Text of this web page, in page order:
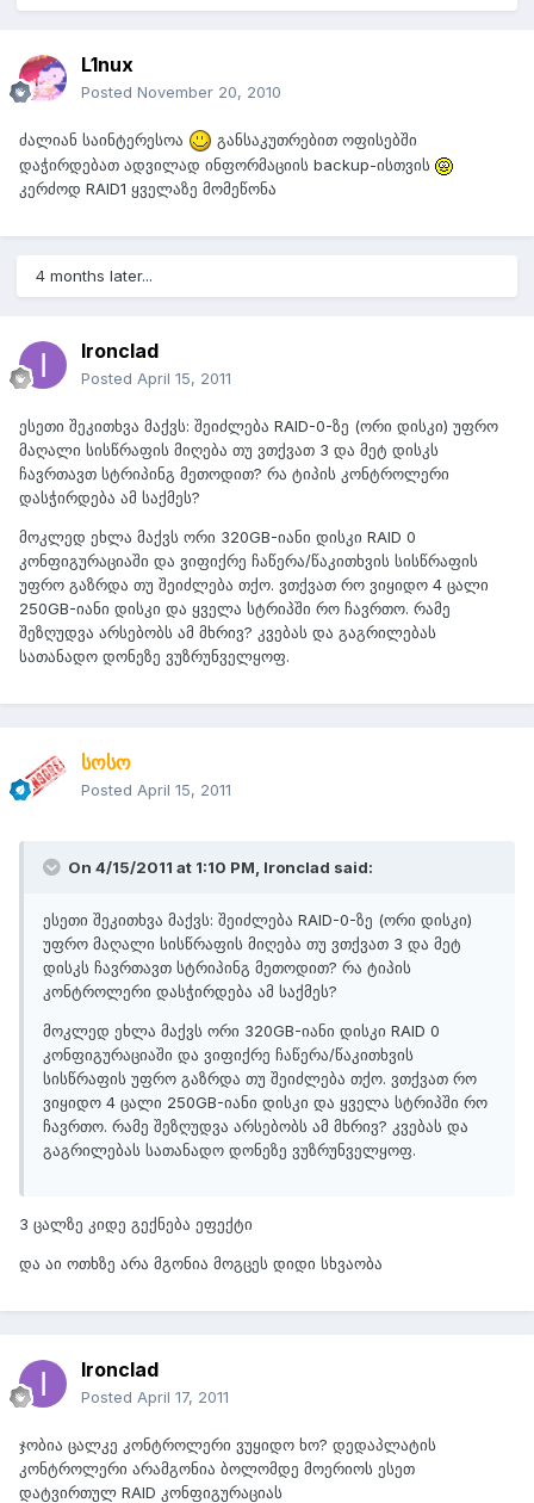
L1nux
Posted November 20, 2010
ძალიან საინტერესოა
განსაკუთრებით ოფისებში
დაჭირდებათ ადვილად ინფორმაციის backup-ისთვის
კერძოდ RAID1 ყველაზე მომეწონა
4 months later...
Ironclad
Posted April 15, 2011
ესეთი შეკითხვა მაქვს: შეიძლება RAID-0-ზე (ორი დისკი) უფრო
მაღალი სისწრაფის მიღება თუ ვთქვათ 3 და მეტ დისკს
ჩავრთავთ სტრიპინგ მეთოდით? რა ტიპის კონტროლერი
დასჭირდება ამ საქმეს?
მოკლედ ეხლა მაქვს ორი 320GB-იანი დისკი RAID 0
კონფიგურაციაში და ვიფიქრე ჩაწერა/წაკითხვის სისწრაფის
უფრო გაზრდა თუ შეიძლება თქო. ვთქვათ რო ვიყიდო 4 ცალი
250GB-იანი დისკი და ყველა სტრიპში რო ჩავრთო. რამე
შეზღუდვა არსებობს ამ მხრივ? კვებას და გაგრილებას
სათანადო დონეზე ვუზრუნველყოფ.
სოსო
Posted April 15, 2011
On 4/15/2011 at 1:10 PM, Ironclad said:
ესეთი შეკითხვა მაქვს: შეიძლება RAID-0-ზე (ორი დისკი)
უფრო მაღალი სისწრაფის მიღება თუ ვთქვათ 3 და მეტ
დისკს ჩავრთავთ სტრიპინგ მეთოდით? რა ტიპის
კონტროლერი დასჭირდება ამ საქმეს?
მოკლედ ეხლა მაქვს ორი 320GB-იანი დისკი RAID 0
კონფიგურაციაში და ვიფიქრე ჩაწერა/წაკითხვის
სისწრაფის უფრო გაზრდა თუ შეიძლება თქო. ვთქვათ რო
ვიყიდო 4 ცალი 250GB-იანი დისკი და ყველა სტრიპში რო
ჩავრთო. რამე შეზღუდვა არსებობს ამ მხრივ? კვებას და
გაგრილებას სათანადო დონეზე ვუზრუნველყოფ.
3 ცალზე კიდე გექნება ეფექტი
და აი ოთხზე არა მგონია მოგცეს დიდი სხვაობა
Ironclad
Posted April 17, 2011
ჯობია ცალკე კონტროლერი ვუყიდო ხო? დედაპლატის
კონტროლერი არამგონია ბოლომდე მოერიოს ესეთ
დატვირთულ RAID კონფიგურაციას